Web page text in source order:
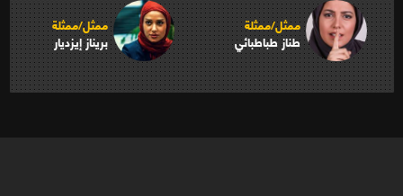
ممثل/ممثلة
طناز طباطبائي
ممثل/ممثلة
بريناز إيزديار